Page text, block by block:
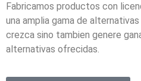
Fabricamos productos con
una amplia gama de
crezca sino tambien genere
alternativas ofrecidas.